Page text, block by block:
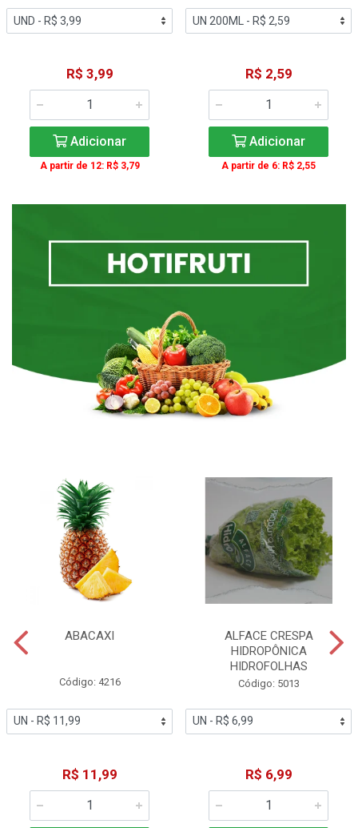
R$ 3,99
Adicionar
A partir de 12: R$ 3,79
R$ 2,59
Adicionar
A partir de 6: R$ 2,55
ABACAXI
Código: 4216
R$ 11,99
ALFACE CRESPA
HIDROPÔNICA
HIDROFOLHAS
Código: 5013
R$ 6,99